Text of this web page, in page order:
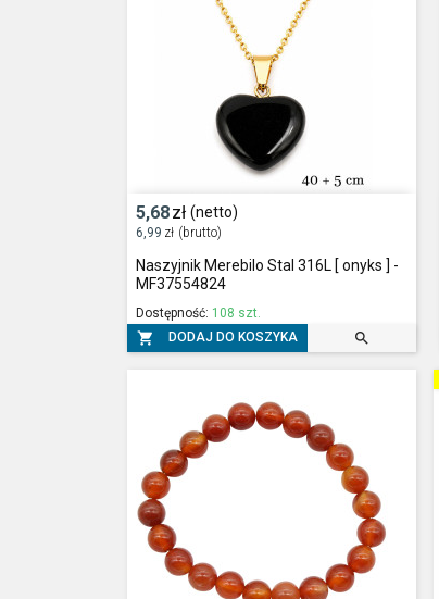
5,68zł (netto)
6,99 zł (brutto)
Naszyjnik Merebilo Stal 316L [ onyks ] -
MF37554824
Dostępność: 108 szt.
 DODAJ DO KOSZYKA 